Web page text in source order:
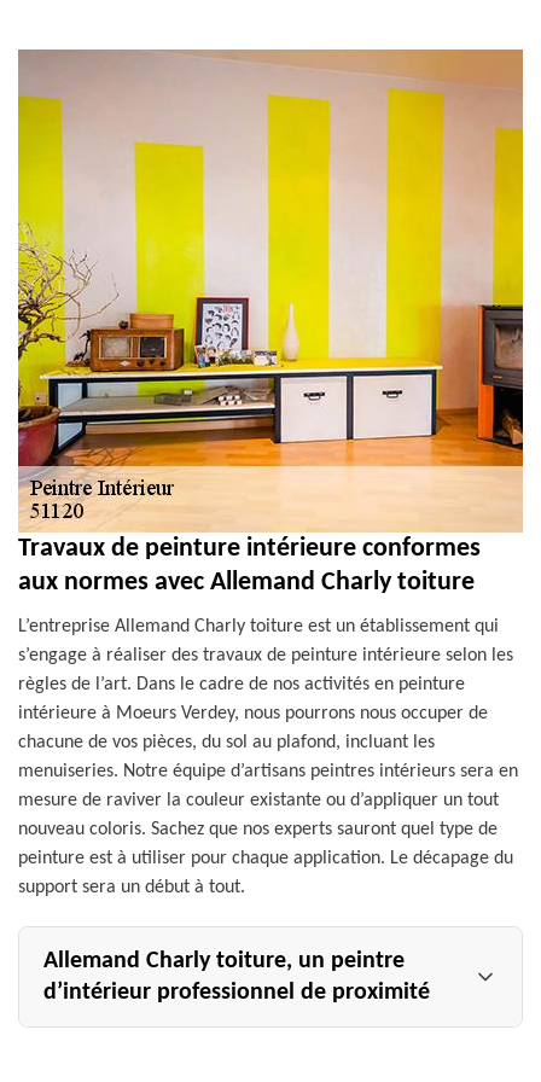
et PVC 51
Travaux de peinture intérieure conformes
aux normes avec Allemand Charly toiture
L’entreprise Allemand Charly toiture est un établissement qui
s’engage à réaliser des travaux de peinture intérieure selon les
règles de l’art. Dans le cadre de nos activités en peinture
intérieure à Moeurs Verdey, nous pourrons nous occuper de
chacune de vos pièces, du sol au plafond, incluant les
menuiseries. Notre équipe d’artisans peintres intérieurs sera en
mesure de raviver la couleur existante ou d’appliquer un tout
nouveau coloris. Sachez que nos experts sauront quel type de
peinture est à utiliser pour chaque application. Le décapage du
support sera un début à tout.
Allemand Charly toiture, un peintre
d’intérieur professionnel de proximité